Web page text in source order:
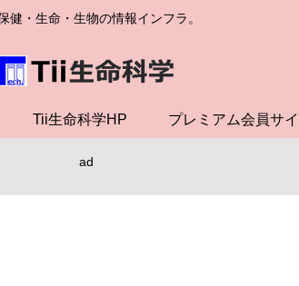
健・生命・生物の情報インフラ。
Tii生命科学HP プレミアム会員サイ
ad